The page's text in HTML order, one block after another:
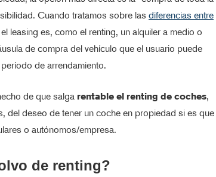
Cuando tratamos sobre las diferencias entre
leasing es, como el renting, un alquiler a medio o
de compra del vehículo que el usuario puede
de arrendamiento.
de que salga rentable el renting de coches,
del deseo de tener un coche en propiedad si es que
o autónomos/empresa.
de renting?